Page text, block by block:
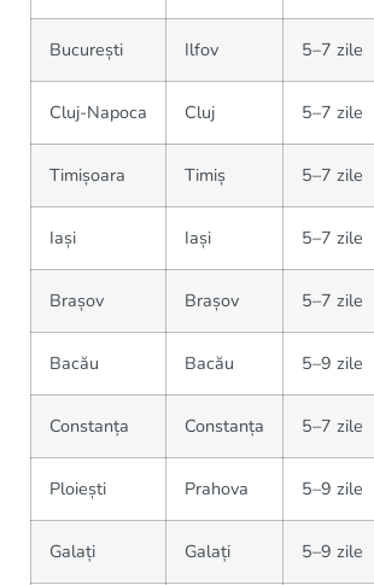
București Ilfov 5–7 zile
Cluj-Napoca Cluj 5–7 zile
Timișoara Timiș 5–7 zile
Iași Iași 5–7 zile
Brașov Brașov 5–7 zile
Bacău Bacău 5–9 zile
Constanța Constanța 5–7 zile
Ploiești Prahova 5–9 zile
Galați Galați 5–9 zile